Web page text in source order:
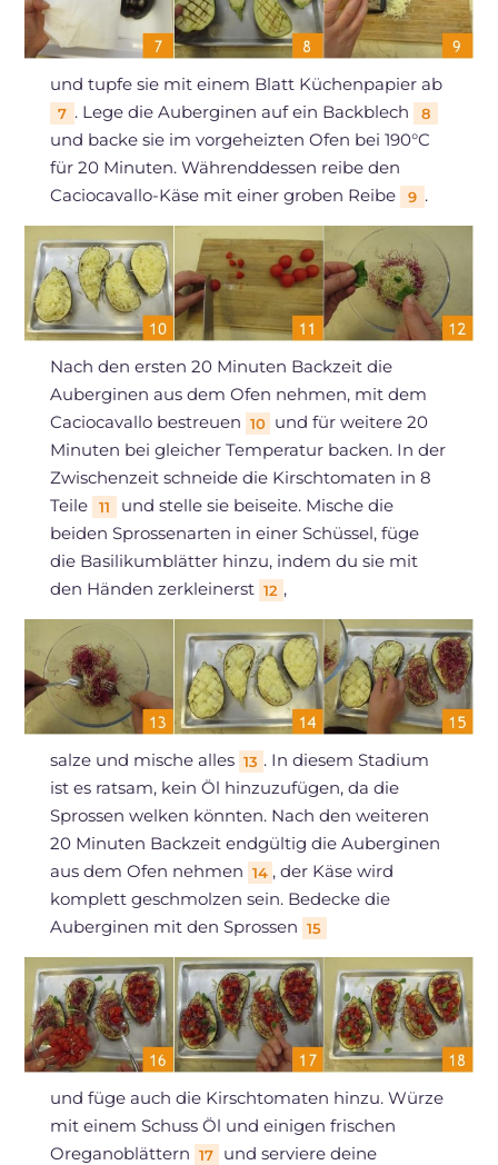
und tupfe sie mit einem Blatt Küchenpapier ab
7 . Lege die Auberginen auf ein Backblech 8
und backe sie im vorgeheizten Ofen bei 190°C
für 20 Minuten. Währenddessen reibe den
Caciocavallo-Käse mit einer groben Reibe
9 .
Nach den ersten 20 Minuten Backzeit die
Auberginen aus dem Ofen nehmen, mit dem
Caciocavallo bestreuen 10 und für weitere 20
Minuten bei gleicher Temperatur backen. In der
Zwischenzeit schneide die Kirschtomaten in 8
Teile
11
und stelle sie beiseite. Mische die
beiden Sprossenarten in einer Schüssel, füge
die Basilikumblätter hinzu, indem du sie mit
den Händen zerkleinerst 12 ,
salze und mische alles 13 . In diesem Stadium
ist es ratsam, kein Öl hinzuzufügen, da die
Sprossen welken könnten. Nach den weiteren
20 Minuten Backzeit endgültig die Auberginen
aus dem Ofen nehmen 14 , der Käse wird
komplett geschmolzen sein. Bedecke die
Auberginen mit den Sprossen 15
und füge auch die Kirschtomaten hinzu. Würze
mit einem Schuss Öl und einigen frischen
Oreganoblättern 17
und serviere deine